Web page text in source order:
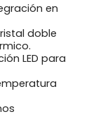
en
doble
LED para